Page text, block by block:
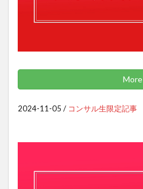
More
2024-11-05 / コンサル生限定記事